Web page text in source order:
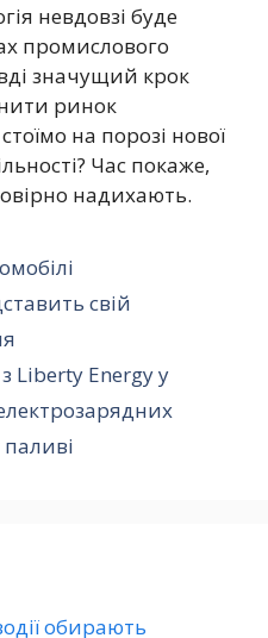
невдовзі буде
промислового
значущий крок
ринок
на порозі нової
Час покаже,
надихають.
свій
Liberty Energy у
обирають